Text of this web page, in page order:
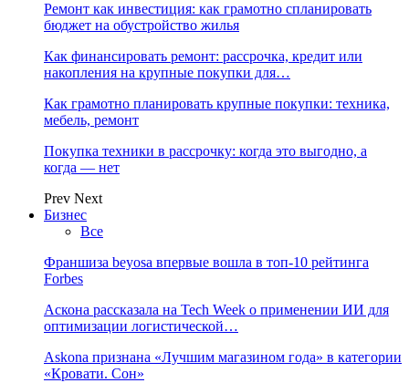
Ремонт как инвестиция: как грамотно спланировать
бюджет на обустройство жилья
Как финансировать ремонт: рассрочка, кредит или
накопления на крупные покупки для…
Как грамотно планировать крупные покупки: техника,
мебель, ремонт
Покупка техники в рассрочку: когда это выгодно, а
когда — нет
Prev Next
Бизнес
Все
Франшиза beyosa впервые вошла в топ-10 рейтинга
Forbes
Аскона рассказала на Tech Week о применении ИИ для
оптимизации логистической…
Askona признана «Лучшим магазином года» в категории
«Кровати. Сон»